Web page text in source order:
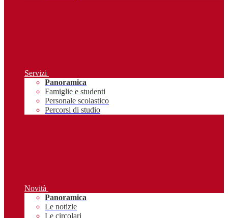
Servizi
Panoramica
Famiglie e studenti
Personale scolastico
Percorsi di studio
Novità
Panoramica
Le notizie
Le circolari